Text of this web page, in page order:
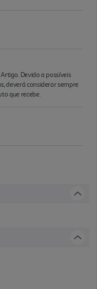
Devido a possíveis
deverá considerar sempre
que recebe.